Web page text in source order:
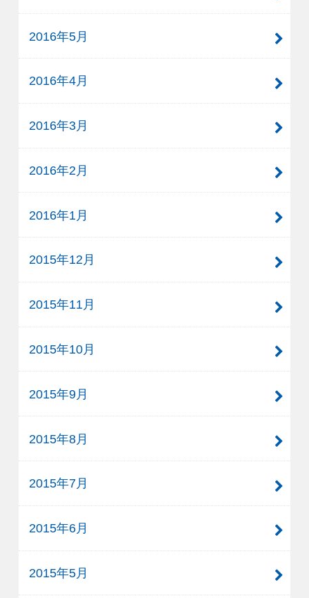
2016年5月
2016年4月
2016年3月
2016年2月
2016年1月
2015年12月
2015年11月
2015年10月
2015年9月
2015年8月
2015年7月
2015年6月
2015年5月